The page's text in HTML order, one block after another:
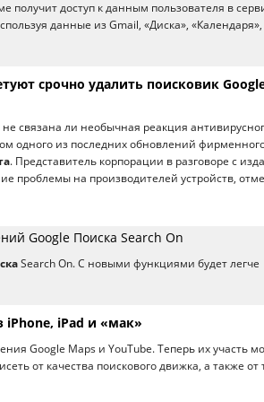
получит доступ к данным пользователя в
данные из Gmail, «Диска», «Календаря»,
срочно удалить поисковик
не связана ли необычная реакция
одного из последних обновлений
. Представитель корпорации в разговоре с
проблемы на производителей устройств,
Google Поиска Search On
Search On. С новыми функциями будет легче
iPhone, iPad и «мак»
Google Maps и YouTube. Теперь их участь
от качества поискового движка, а также от